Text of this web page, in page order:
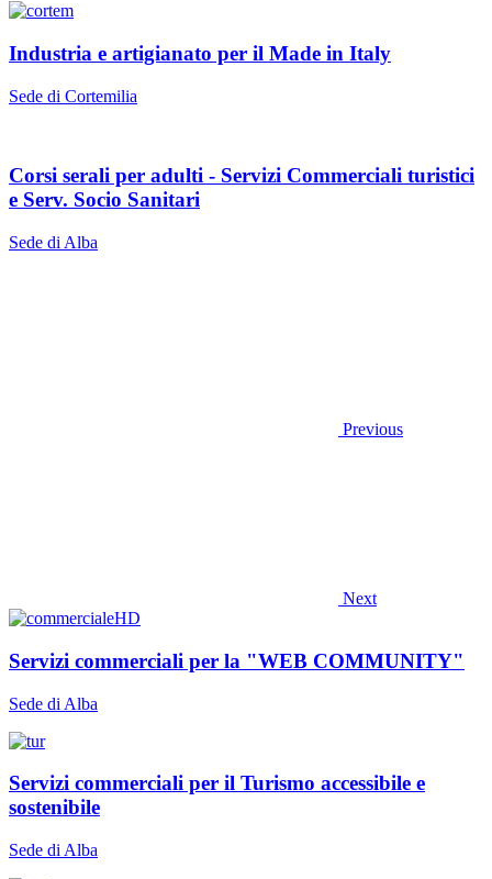
Industria e artigianato per il Made in Italy
Sede di Cortemilia
Corsi serali per adulti - Servizi Commerciali turistici
e Serv. Socio Sanitari
Sede di Alba
Previous
Next
Servizi commerciali per la "WEB COMMUNITY"
Sede di Alba
Servizi commerciali per il Turismo accessibile e
sostenibile
Sede di Alba